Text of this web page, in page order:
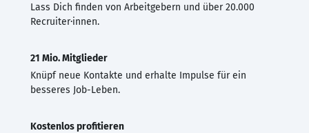
Lass Dich finden von Arbeitgebern und über 20.000
Recruiter·innen.
21 Mio. Mitglieder
Knüpf neue Kontakte und erhalte Impulse für ein
besseres Job-Leben.
Kostenlos profitieren